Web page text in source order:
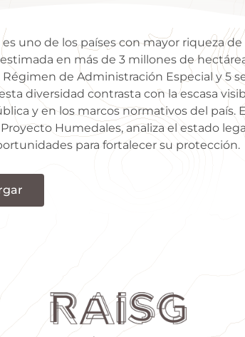
es uno de los países con mayor riqueza
en más de 3 millones de
Régimen de Administración Especial y 5
diversidad contrasta con la escasa
y en los marcos normativos del país.
Humedales, analiza el estado
para fortalecer su protección.